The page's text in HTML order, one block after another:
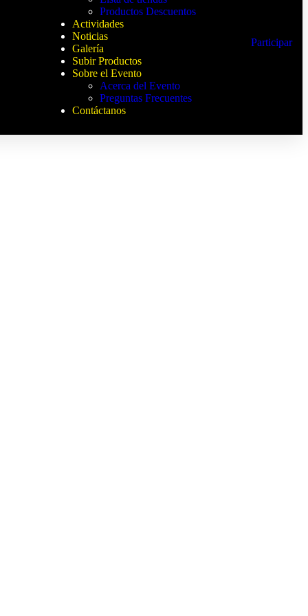
Productos Descuentos
Actividades
Noticias
Galería
Subir Productos
Sobre el Evento
Acerca del Evento
Preguntas Frecuentes
Contáctanos
Participar